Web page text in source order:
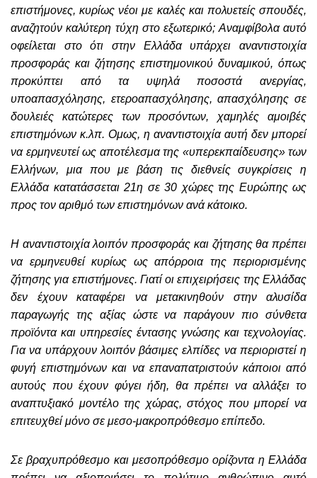
επιστήμονες, κυρίως νέοι με καλές και πολυετείς σπουδές,
αναζητούν καλύτερη τύχη στο εξωτερικό; Αναμφίβολα αυτό
οφείλεται στο ότι στην Ελλάδα υπάρχει αναντιστοιχία
προσφοράς και ζήτησης επιστημονικού δυναμικού, όπως
προκύπτει από τα υψηλά ποσοστά ανεργίας,
υποαπασχόλησης, ετεροαπασχόλησης, απασχόλησης σε
δουλειές κατώτερες των προσόντων, χαμηλές αμοιβές
επιστημόνων κ.λπ. Ομως, η αναντιστοιχία αυτή δεν μπορεί
να ερμηνευτεί ως αποτέλεσμα της «υπερεκπαίδευσης» των
Ελλήνων, μια που με βάση τις διεθνείς συγκρίσεις η
Ελλάδα κατατάσσεται 21η σε 30 χώρες της Ευρώπης ως
προς τον αριθμό των επιστημόνων ανά κάτοικο.
Η αναντιστοιχία λοιπόν προσφοράς και ζήτησης θα πρέπει
να ερμηνευθεί κυρίως ως απόρροια της περιορισμένης
ζήτησης για επιστήμονες. Γιατί οι επιχειρήσεις της Ελλάδας
δεν έχουν καταφέρει να μετακινηθούν στην αλυσίδα
παραγωγής της αξίας ώστε να παράγουν πιο σύνθετα
προϊόντα και υπηρεσίες έντασης γνώσης και τεχνολογίας.
Για να υπάρχουν λοιπόν βάσιμες ελπίδες να περιοριστεί η
φυγή επιστημόνων και να επαναπατριστούν κάποιοι από
αυτούς που έχουν φύγει ήδη, θα πρέπει να αλλάξει το
αναπτυξιακό μοντέλο της χώρας, στόχος που μπορεί να
επιτευχθεί μόνο σε μεσο-μακροπρόθεσμο επίπεδο.
Σε βραχυπρόθεσμο και μεσοπρόθεσμο ορίζοντα η Ελλάδα